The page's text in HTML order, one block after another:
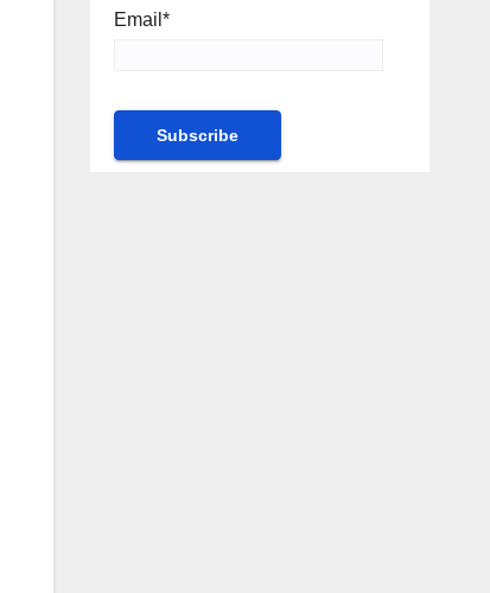
Email*